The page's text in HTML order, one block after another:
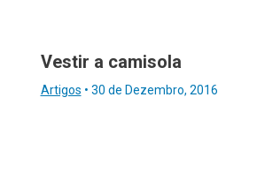
Vestir a camisola
Artigos • 30 de Dezembro, 2016